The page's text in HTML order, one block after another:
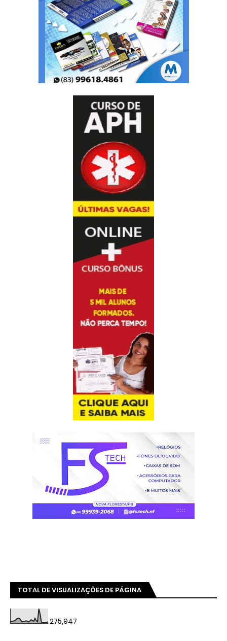
TOTAL DE VISUALIZAÇÕES DE PÁGINA
275,947